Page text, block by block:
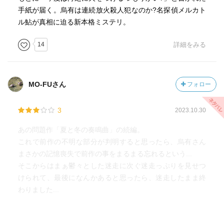
恐らく、全て読んで全体を把握してからだなと。
繋がりから分かることの方が多そう。
続けてシリーズ刊行順に『メルカトルと美袋のための殺
人』を読みます(っ ॑꒳ ॑c)ﾜｸﾜｸ
賛否両論あるかと思いますが、大好きなシリーズです！！
手紙が届く。烏有は連続放火殺人犯なのか?名探偵メルカト
ル鮎が真相に迫る新本格ミステリ。
14 詳細をみる
MO-FUさん フォロー
3 2023.10.30
あの問題作「夏と冬の奏鳴曲」の続編。
これで前作の不明な部分が判明すると思ったら、烏有さん
まさかの記憶喪失で前作の事をまるまる忘れるという...
そこからはまぁ鬱々とした迷走に次ぐ迷走っぷりを見せつ
けられて、最後になんかあると思ったら、迷走したまま終
わりました...